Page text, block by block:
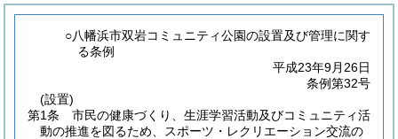
○八幡浜市双岩コミュニティ公園の設置及び管理に関す
る条例
平成23年9月26日
条例第32号
(設置)
第1条
市民の健康づくり、生涯学習活動及びコミュニティ活
動の推進を図るため、スポーツ・レクリエーション交流の